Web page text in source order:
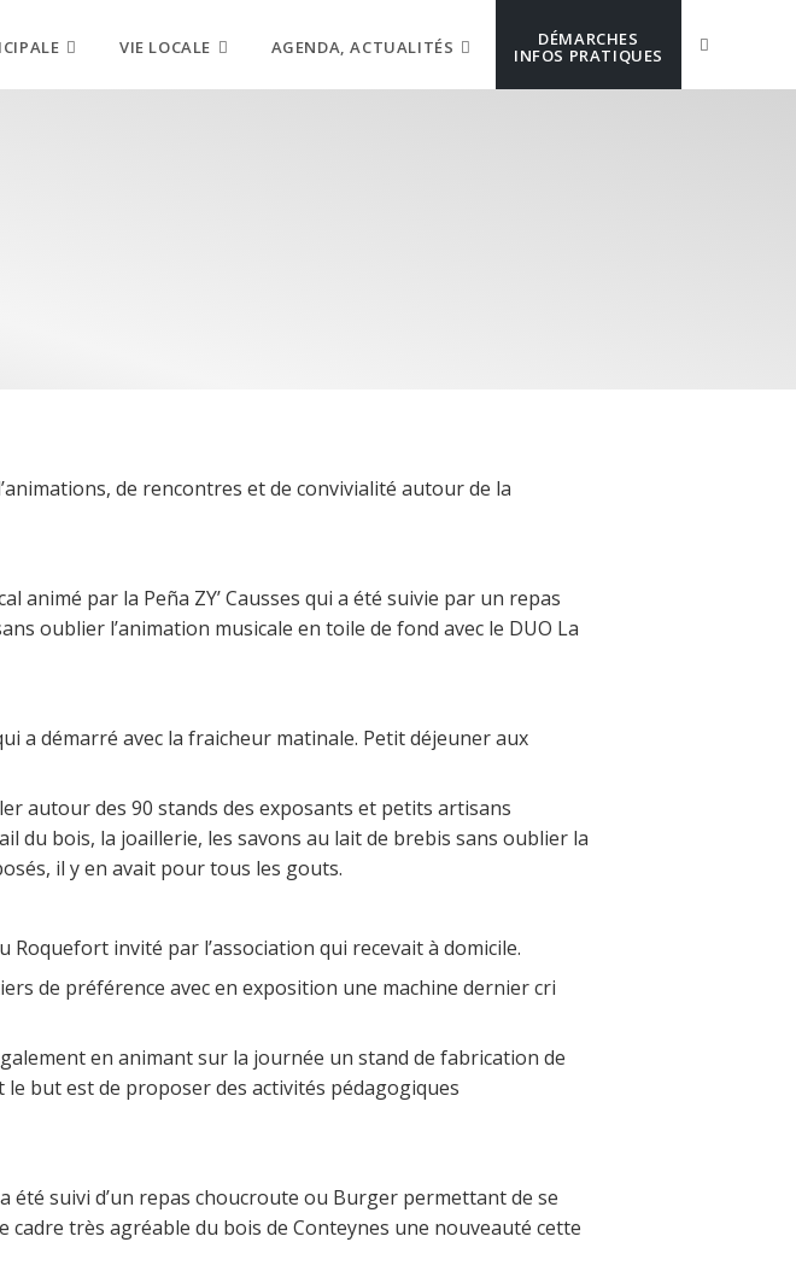
VIE LOCALE AGENDA, ACTUALITÉS DÉMARCHES
INFOS PRATIQUES
de rencontres et de convivialité autour de la
animé par la Peña ZY’ Causses qui a été suivie par un repas
oublier l’animation musicale en toile de fond avec le DUO La
a démarré avec la fraicheur matinale. Petit déjeuner aux
autour des 90 stands des exposants et petits artisans
du bois, la joaillerie, les savons au lait de brebis sans oublier la
il y en avait pour tous les gouts.
invité par l’association qui recevait à domicile.
de préférence avec en exposition une machine dernier cri
en animant sur la journée un stand de fabrication de
but est de proposer des activités pédagogiques
été suivi d’un repas choucroute ou Burger permettant de se
très agréable du bois de Conteynes une nouveauté cette